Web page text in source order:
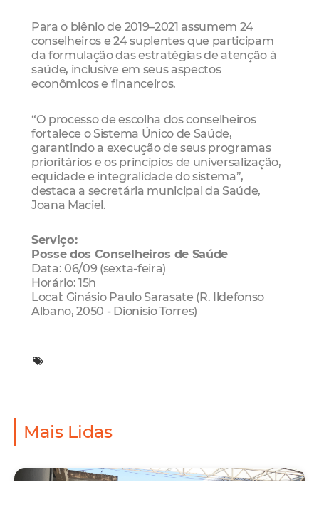
Para o biênio de 2019–2021 assumem 24
conselheiros e 24 suplentes que participam
da formulação das estratégias de atenção à
saúde, inclusive em seus aspectos
econômicos e financeiros.
“O processo de escolha dos conselheiros
fortalece o Sistema Único de Saúde,
garantindo a execução de seus programas
prioritários e os princípios de universalização,
equidade e integralidade do sistema”,
destaca a secretária municipal da Saúde,
Joana Maciel.
Serviço:
Posse dos Conselheiros de Saúde
Data: 06/09 (sexta-feira)
Horário: 15h
Local: Ginásio Paulo Sarasate (R. Ildefonso
Albano, 2050 - Dionísio Torres)
Mais Lidas